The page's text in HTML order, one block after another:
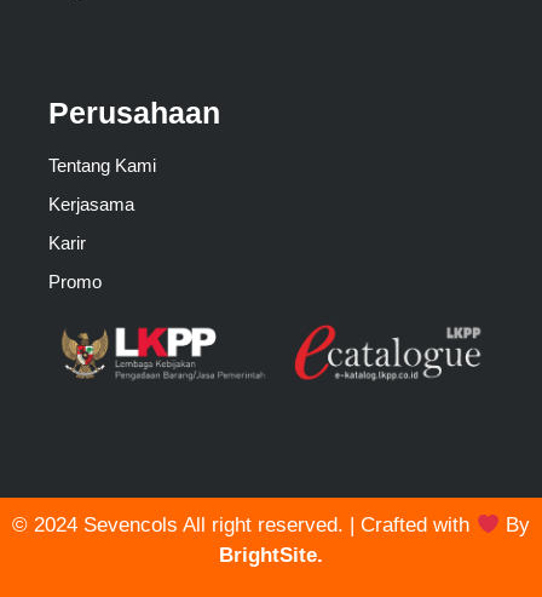
Perusahaan
Tentang Kami
Kerjasama
Karir
Promo
© 2024 Sevencols All right reserved. | Crafted with
By
BrightSite.